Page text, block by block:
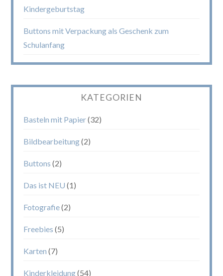
Kindergeburtstag
Buttons mit Verpackung als Geschenk zum
Schulanfang
KATEGORIEN
Basteln mit Papier(32)
Bildbearbeitung(2)
Buttons (2)
Das ist NEU (1)
Fotografie(2)
Freebies (5)
Karten (7)
Kinderkleidung(54)